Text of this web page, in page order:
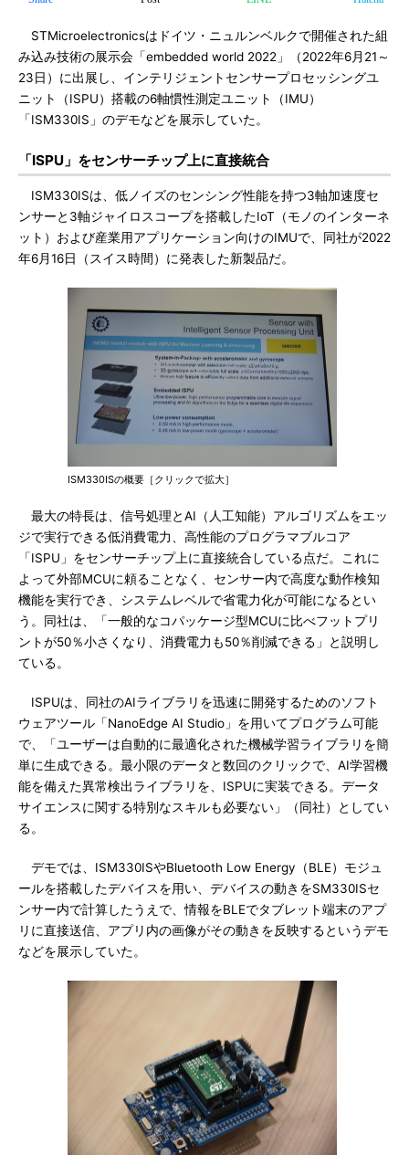
STMicroelectronicsはドイツ・ニュルンベルクで開催された組
み込み技術の展示会「embedded world 2022」（2022年6月21～
23日）に出展し、インテリジェントセンサープロセッシングユ
ニット（ISPU）搭載の6軸慣性測定ユニット（IMU）
「ISM330IS」のデモなどを展示していた。
「ISPU」をセンサーチップ上に直接統合
ISM330ISは、低ノイズのセンシング性能を持つ3軸加速度セ
ンサーと3軸ジャイロスコープを搭載したIoT（モノのインターネ
ット）および産業用アプリケーション向けのIMUで、同社が2022
年6月16日（スイス時間）に発表した新製品だ。
ISM330ISの概要［クリックで拡大］
最大の特長は、信号処理とAI（人工知能）アルゴリズムをエッ
ジで実行できる低消費電力、高性能のプログラマブルコア
「ISPU」をセンサーチップ上に直接統合している点だ。これに
よって外部MCUに頼ることなく、センサー内で高度な動作検知
機能を実行でき、システムレベルで省電力化が可能になるとい
う。同社は、「一般的なコパッケージ型MCUに比べフットプリ
ントが50％小さくなり、消費電力も50％削減できる」と説明し
ている。
ISPUは、同社のAIライブラリを迅速に開発するためのソフト
ウェアツール「NanoEdge AI Studio」を用いてプログラム可能
で、「ユーザーは自動的に最適化された機械学習ライブラリを簡
単に生成できる。最小限のデータと数回のクリックで、AI学習機
能を備えた異常検出ライブラリを、ISPUに実装できる。データ
サイエンスに関する特別なスキルも必要ない」（同社）としてい
る。
デモでは、ISM330ISやBluetooth Low Energy（BLE）モジュ
ールを搭載したデバイスを用い、デバイスの動きをSM330ISセ
ンサー内で計算したうえで、情報をBLEでタブレット端末のアプ
リに直接送信、アプリ内の画像がその動きを反映するというデモ
などを展示していた。